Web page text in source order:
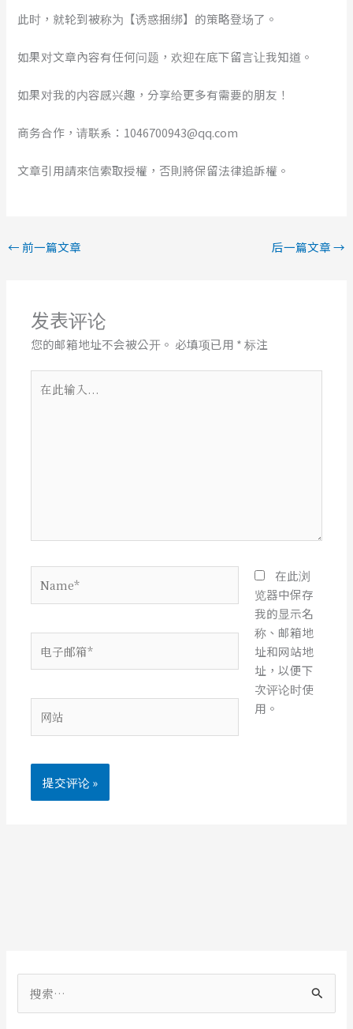
此时，就轮到被称为【诱惑捆绑】的策略登场了。
如果对文章內容有任何问题，欢迎在底下留言让我知道。
如果对我的内容感兴趣，分享给更多有需要的朋友！
商务合作，请联系：1046700943@qq.com
文章引用請來信索取授權，否則將保留法律追訴權。
← 前一篇文章 后一篇文章→
发表评论
您的邮箱地址不会被公开。 必填项已用 *标注
子
箱
站
在此浏
览器中保存
我的显示名
称、邮箱地
址和网站地
址，以便下
次评论时使
用。